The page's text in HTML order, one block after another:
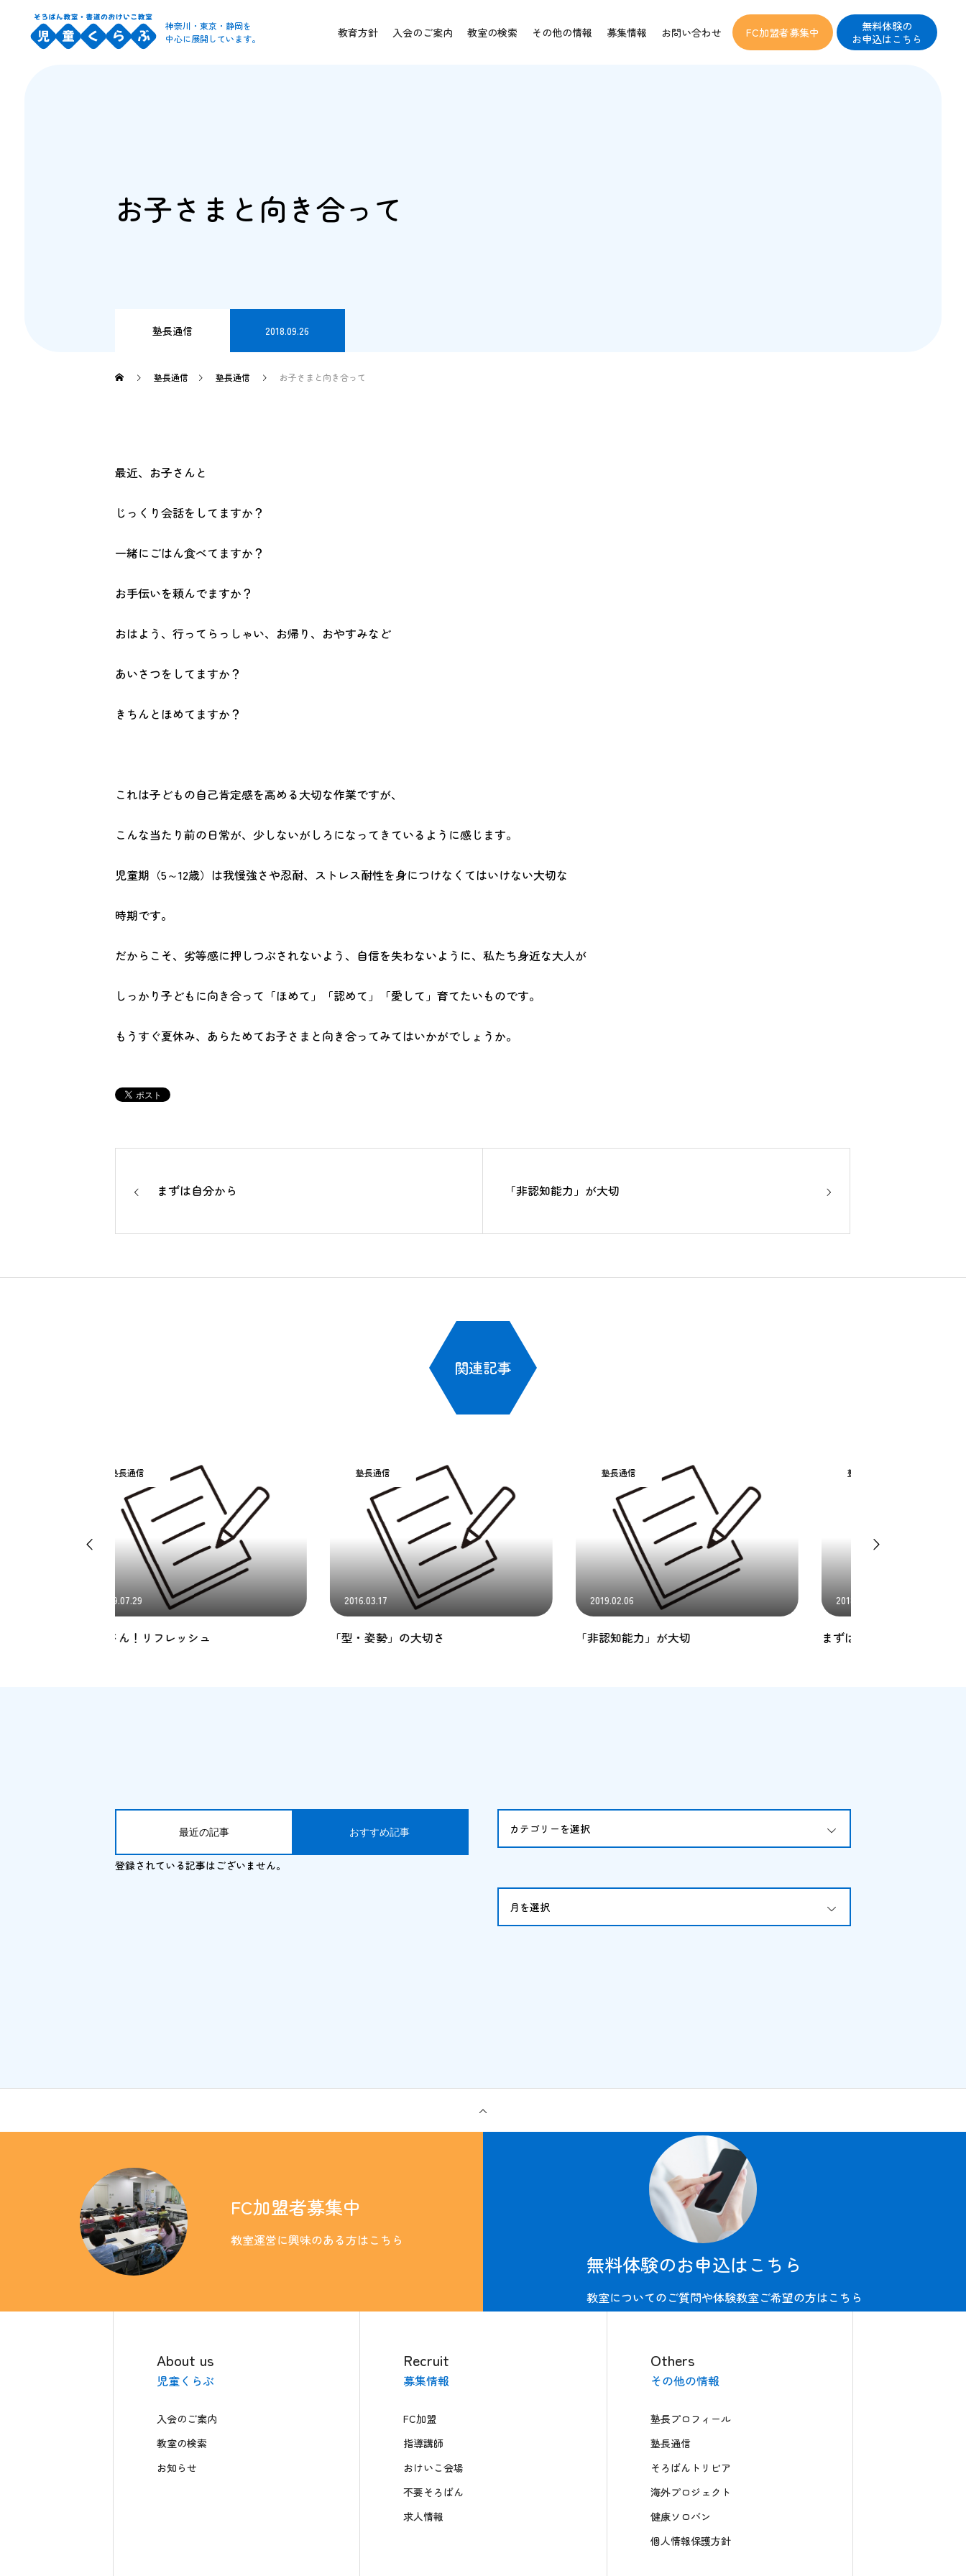
神奈川・東京・静岡を
中心に展開しています。
教育方針 入会のご案内 教室の検索 その他の情報 募集情報 お問い合わせ FC加盟者募集中
無料体験の
お申込はこちら
お子さまと向き合って
塾長通信 2018.09.26
塾長通信 塾長通信 お子さまと向き合って
最近、お子さんと
じっくり会話をしてますか？
一緒にごはん食べてますか？
お手伝いを頼んでますか？
おはよう、行ってらっしゃい、お帰り、おやすみなど
あいさつをしてますか？
きちんとほめてますか？
これは子どもの自己肯定感を高める大切な作業ですが、
こんな当たり前の日常が、少しないがしろになってきているように感じます。
児童期（5～12歳）は我慢強さや忍耐、ストレス耐性を身につけなくてはいけない大切な
時期です。
だからこそ、劣等感に押しつぶされないよう、自信を失わないように、私たち身近な大人が
しっかり子どもに向き合って「ほめて」「認めて」「愛して」育てたいものです。
もうすぐ夏休み、あらためてお子さまと向き合ってみてはいかがでしょうか。
まずは自分から 「非認知能力」が大切
関連記事
塾長通信
「型・姿勢」の大切さ
2016.03.17
塾長通信
「非認知能力」が大切
2019.02.06
塾長通信
まずは自分から
2018.04.04
最近の記事 おすすめ記事
登録されている記事はございません。
FC加盟者募集中
教室運営に興味のある方はこちら
無料体験のお申込はこちら
教室についてのご質問や体験教室ご希望の方はこちら
About us
児童くらぶ
入会のご案内
教室の検索
お知らせ
Recruit
募集情報
FC加盟
指導講師
おけいこ会場
不要そろばん
求人情報
Others
その他の情報
塾長プロフィール
塾長通信
そろばんトリビア
海外プロジェクト
健康ソロバン
個人情報保護方針